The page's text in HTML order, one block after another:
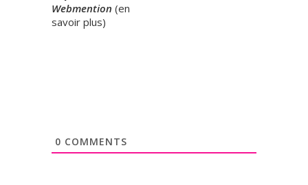
Webmention (en
savoir plus)
0 COMMENTS